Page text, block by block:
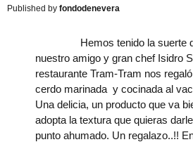
fondodenevera
Hemos tenido la suerte de
nuestro amigo y gran chef Isidro
restaurante Tram-Tram nos
cerdo marinada y cocinada al
Una delicia, un producto que va
adopta la textura que quieras
punto ahumado. Un regalazo..!!